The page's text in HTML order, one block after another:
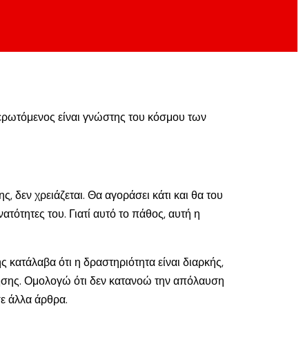
είναι γνώστης του κόσμου των
χρειάζεται. Θα αγοράσει κάτι και θα του
του. Γιατί αυτό το πάθος, αυτή η
ότι η δραστηριότητα είναι διαρκής,
Ομολογώ ότι δεν κατανοώ την απόλαυση
άλλα άρθρα.